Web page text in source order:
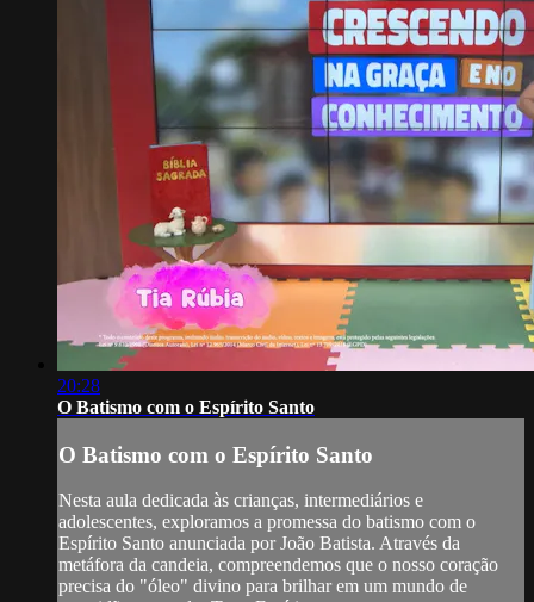
20:28
O Batismo com o Espírito Santo
O Batismo com o Espírito Santo
Nesta aula dedicada às crianças, intermediários e
adolescentes, exploramos a promessa do batismo com o
Espírito Santo anunciada por João Batista. Através da
metáfora da candeia, compreendemos que o nosso coração
precisa do "óleo" divino para brilhar em um mundo de